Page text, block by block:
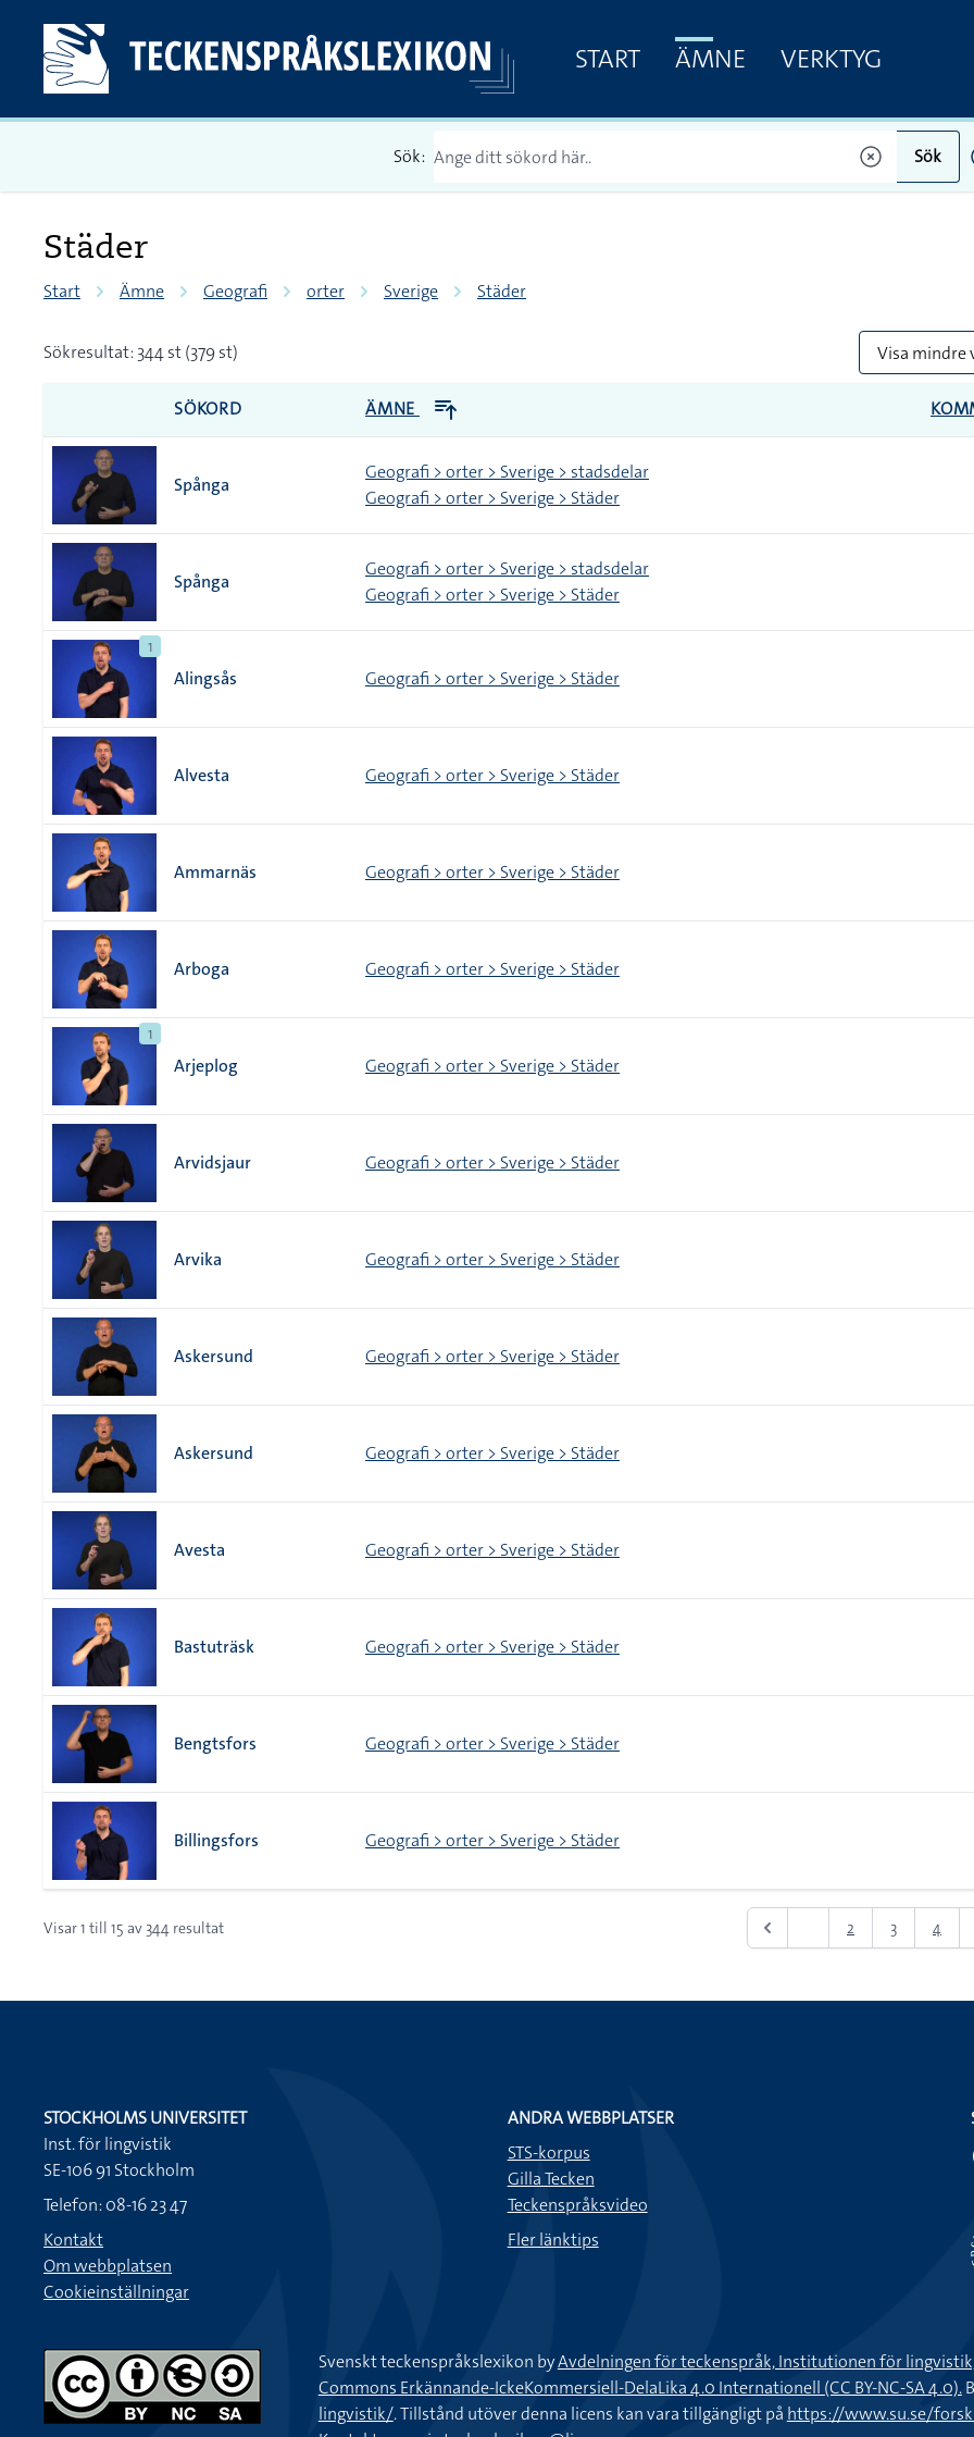
START ÄMNE VERKTYG
Sök: Sök
Städer
Start Ämne Geografi orter Sverige Städer
Sökresultat: 344 st (379 st) Visa mindre
SÖKORD ÄMNE
Spånga
Geografi > orter > Sverige > stadsdelar
Geografi > orter > Sverige > Städer
Spånga
Geografi > orter > Sverige > stadsdelar
Geografi > orter > Sverige > Städer
1
Alingsås Geografi > orter > Sverige > Städer
Alvesta Geografi > orter > Sverige > Städer
Ammarnäs Geografi > orter > Sverige > Städer
Arboga Geografi > orter > Sverige > Städer
1
Arjeplog Geografi > orter > Sverige > Städer
Arvidsjaur Geografi > orter > Sverige > Städer
Arvika Geografi > orter > Sverige > Städer
Askersund Geografi > orter > Sverige > Städer
Askersund Geografi > orter > Sverige > Städer
Avesta Geografi > orter > Sverige > Städer
Bastuträsk Geografi > orter > Sverige > Städer
Bengtsfors Geografi > orter > Sverige > Städer
Billingsfors Geografi > orter > Sverige > Städer
Visar1 till 15 av 344 resultat 2 3 4
STOCKHOLMS UNIVERSITET
Inst. för lingvistik
SE-106 91 Stockholm
Telefon: 08-16 23 47
Kontakt
Om webbplatsen
Cookieinställningar
ANDRA WEBBPLATSER
STS-korpus
Gilla Tecken
Teckenspråksvideo
Fler länktips
Svenskt teckenspråkslexikon byAvdelningen för teckenspråk, Institutionen för
Commons Erkännande-IckeKommersiell-DelaLika 4.0 Internationell (CC BY-NC-SA 4.0).
lingvistik/. Tillstånd utöver denna licens kan vara tillgängligt på https://www.su.se/